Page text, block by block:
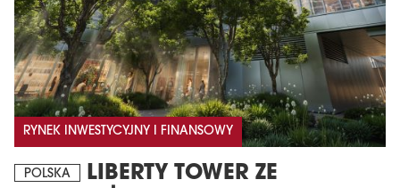
RYNEK INWESTYCYJNY I FINANSOWY
POLSKA
LIBERTY TOWER ZE